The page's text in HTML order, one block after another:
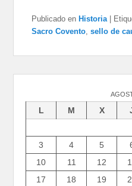
Publicado en Historia
Sacro Covento,sello de
L M X
3
4 5
10
11 12
17
18 19